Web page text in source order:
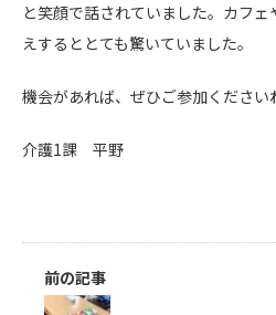
と笑顔で話されていました。カフ
えするととても驚いていました。
機会があれば、ぜひご参加ください
介護1課 平野
前の記事